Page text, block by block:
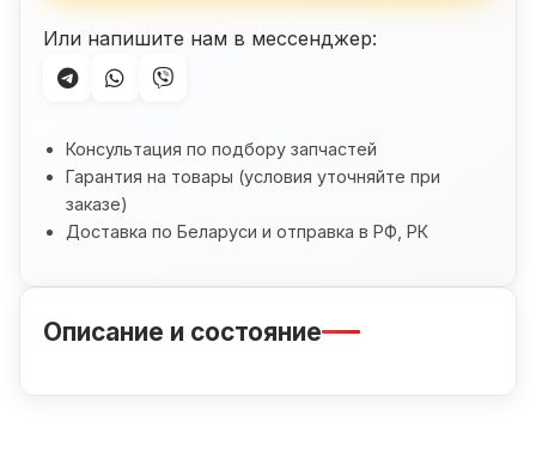
Или напишите нам в мессенджер:
Консультация по подбору запчастей
Гарантия на товары (условия уточняйте при
заказе)
Доставка по Беларуси и отправка в РФ, РК
Описание и состояние